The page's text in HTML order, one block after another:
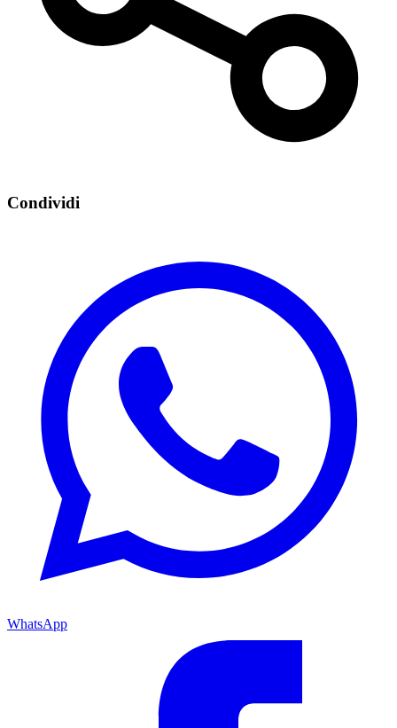
Condividi
WhatsApp